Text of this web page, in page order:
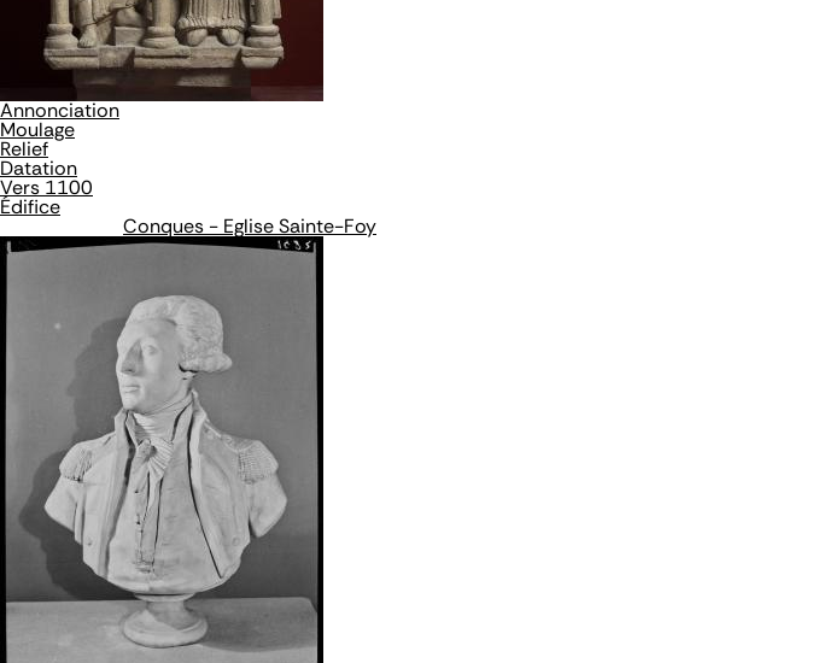
Annonciation
Moulage
Relief
Datation
Vers 1100
Édifice
Conques - Eglise Sainte-Foy